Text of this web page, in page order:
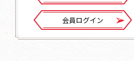
会員ログイン